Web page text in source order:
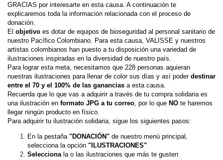
GRACIAS por interesarte en esta causa. A continuación te
explicaremos toda la información relacionada con el proceso de
donación.
El objetivo es dotar de equipos de bioseguridad al personal sanitario de
nuestro Pacífico Colombiano. Para esta causa, VALISSE y nuestros
artistas colombianos han puesto a tu disposición una variedad de
ilustraciones inspiradas en la diversidad de nuestro país.
Para lograr esta meta, necesitamos que 228 personas aquieran
nuestras ilustraciones para llenar de color sus días y así poder destinar
entre el 70 y el 100% de las ganancias a esta causa.
Recuerda que lo que vas a adquirir a través de tu compra solidaria es
una ilustración en formato JPG a tu correo, por lo que NO te haremos
llegar ningún producto en físico.
Para adquirir tu ilustración solidaria, sigue los siguientes pasos:
En la pestaña "DONACIÓN" de nuestro menú principal,
selecciona la opción "ILUSTRACIONES"
Selecciona la o las ilustraciones que más te gusten